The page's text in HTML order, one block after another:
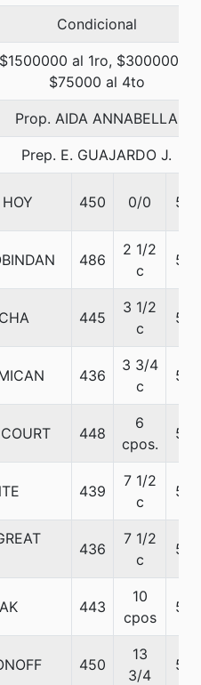
Condicional
al 1ro, $300000
$75000 al 4to
Prop. AIDA ANNABELLA
Prep. E. GUAJARDO J.
450 0/0 57
486
2 1/2
c
57
445
3 1/2
c
56
436
3 3/4
c
57
448
6
cpos.
57
439
7 1/2
c
57
436
7 1/2
c
57
443
10
cpos
57
450
13
3/4
57